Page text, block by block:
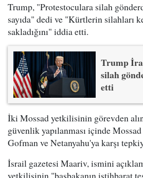
Trump, "Protestoculara silah
sayıda" dedi ve "Kürtlerin silahları
sakladığını" iddia etti.
Trump
silah
etti
İki Mossad yetkilisinin görevden
güvenlik yapılanması içinde
Gofman ve Netanyahu'ya karşı
İsrail gazetesi Maariv, ismini